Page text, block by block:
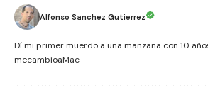
Alfonso Sanchez Gutierrez
Dí mi primer muerdo a una manzana con 10
mecambioaMac